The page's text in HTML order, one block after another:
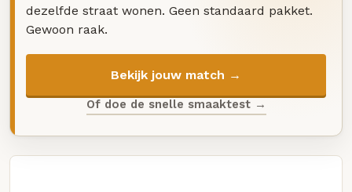
dezelfde straat wonen. Geen standaard pakket.
Gewoon raak.
Bekijk jouw match →
Of doe de snelle smaaktest →